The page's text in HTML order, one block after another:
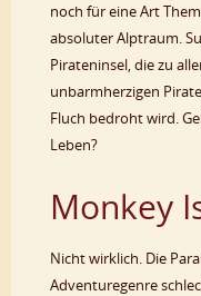
noch für eine Art
absoluter Alptraum.
Pirateninsel, die zu
unbarmherzigen
Fluch bedroht wird.
Leben?
Monkey
Nicht wirklich. Die
Adventuregenre